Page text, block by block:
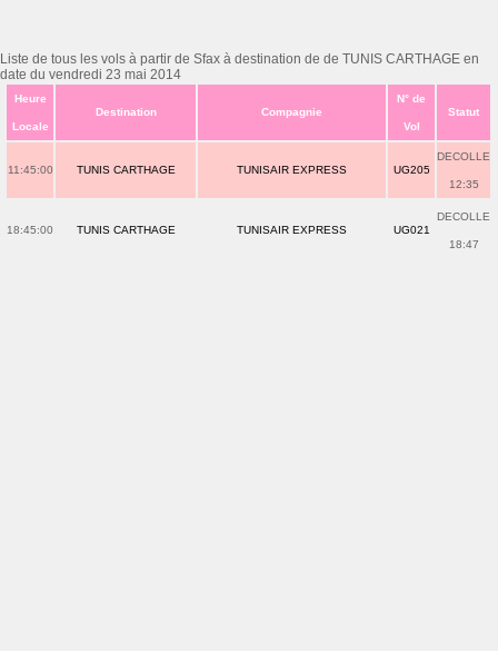
Liste de tous les vols à partir de Sfax à destination de de TUNIS CARTHAGE en
date du vendredi 23 mai 2014
Heure
Locale
Destination Compagnie
N° de
Vol
Statut
11:45:00 TUNIS CARTHAGE TUNISAIR EXPRESS UG205
DECOLLE
12:35
18:45:00 TUNIS CARTHAGE TUNISAIR EXPRESS UG021
DECOLLE
18:47